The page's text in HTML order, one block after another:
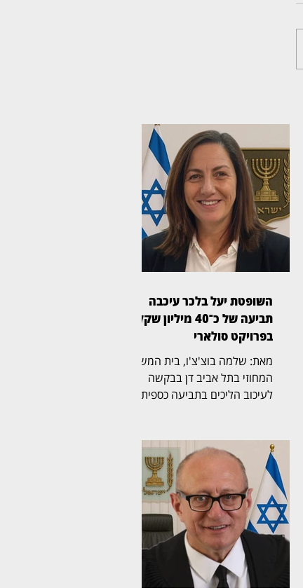
השופטת יעל בלכר עיכבה
תביעה של כ־40 מיליון שקל
בפרויקט סולארי
מאת: שלמה בוצ'צ'ו, בית המשפט
המחוזי בתל אביב דן בבקשה
לעיכוב הליכים בתביעה כספית
נווה אור שיא אנרגיה סולארי
שותפות מוגבלת ושיא נרגיה
2020 בע"מ. בפני השופטת יעל
בלכר (בצילום) נדונה הבקשה
לעיכוב ההליכים. במוקד
המחלוקת עומדים הסכמים
להקמת מתקנים סולאריים בקיבוץ
נווה אור. במסגרת התביעה
דורשת לסיכו, בין היתר, תשלום